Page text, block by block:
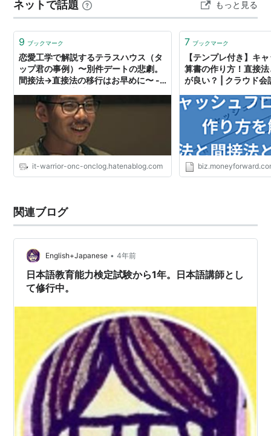
ネットで話題 もっと見る
9 ブックマーク
恋愛工学で解説するテラスハウス（タ
ップ君の事例）〜別件デートの悲劇。
間接法→直接法の移行はお早めに〜 -
it-warrior-onc-onclog.hatenablog.com
7 ブックマーク
【テンプレ付き】キ
算書の作り方！直接
が良い？ | クラウド会
関連ブログ
English+Japanese • 4年前
日本語教育能力検定試験から1年。日本語講師とし
て修行中。